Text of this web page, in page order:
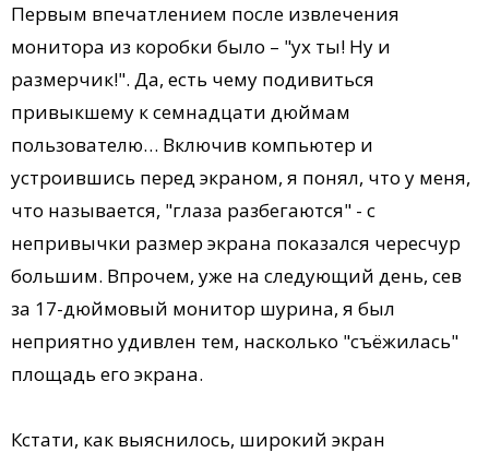
Первым впечатлением после извлечения
монитора из коробки было – "ух ты! Ну и
размерчик!". Да, есть чему подивиться
привыкшему к семнадцати дюймам
пользователю… Включив компьютер и
устроившись перед экраном, я понял, что у меня,
что называется, "глаза разбегаются" - с
непривычки размер экрана показался чересчур
большим. Впрочем, уже на следующий день, сев
за 17-дюймовый монитор шурина, я был
неприятно удивлен тем, насколько "съёжилась"
площадь его экрана.
Кстати, как выяснилось, широкий экран